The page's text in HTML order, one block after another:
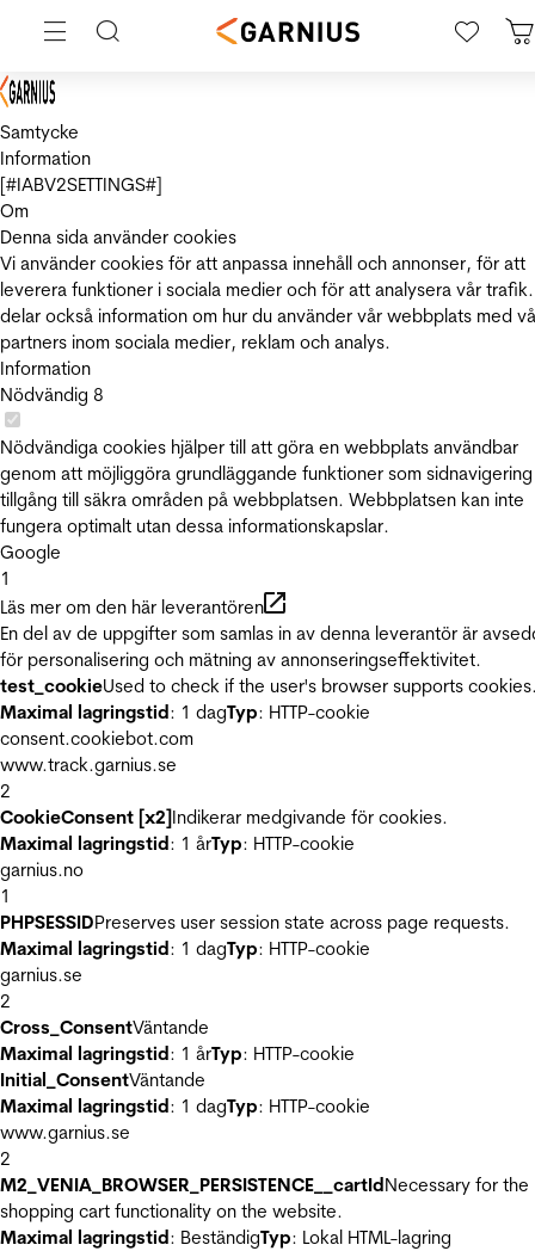
Samtycke
Information
[#IABV2SETTINGS#]
Om
Denna sida använder cookies
Vi använder cookies för att anpassa innehåll och annonser, för att
leverera funktioner i sociala medier och för att analysera vår
delar också information om hur du använder vår webbplats med
partners inom sociala medier, reklam och analys.
Information
Nödvändig 8
Nödvändiga cookies hjälper till att göra en webbplats användbar
genom att möjliggöra grundläggande funktioner som
tillgång till säkra områden på webbplatsen. Webbplatsen kan inte
fungera optimalt utan dessa informationskapslar.
Google
1
Läs mer om den här leverantören
En del av de uppgifter som samlas in av denna leverantör är
för personalisering och mätning av annonseringseffektivitet.
test_cookieUsed to check if the user's browser supports
Maximal lagringstid: 1 dagTyp: HTTP-cookie
consent.cookiebot.com
www.track.garnius.se
2
CookieConsent [x2]Indikerar medgivande för cookies.
Maximal lagringstid: 1 årTyp: HTTP-cookie
garnius.no
1
PHPSESSIDPreserves user session state across page requests.
Maximal lagringstid: 1 dagTyp: HTTP-cookie
garnius.se
2
Cross_ConsentVäntande
Maximal lagringstid: 1 årTyp: HTTP-cookie
Initial_ConsentVäntande
Maximal lagringstid: 1 dagTyp: HTTP-cookie
www.garnius.se
2
M2_VENIA_BROWSER_PERSISTENCE__cartIdNecessary for the
shopping cart functionality on the website.
Maximal lagringstid: BeständigTyp: Lokal HTML-lagring